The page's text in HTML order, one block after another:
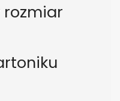
rozmiar